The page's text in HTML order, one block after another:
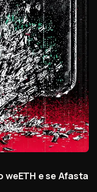
weETH e se Afasta